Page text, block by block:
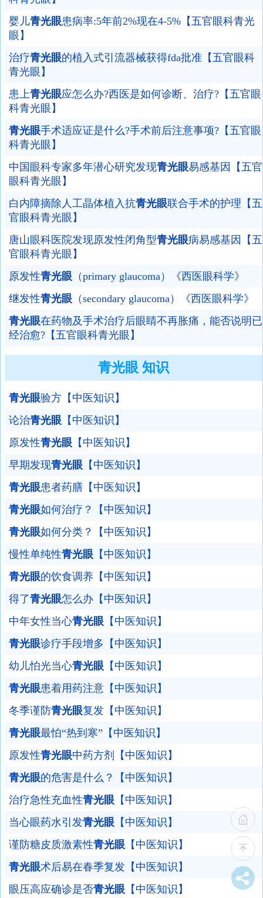
婴儿青光眼患病率:5年前2%现在4-5%【五官眼科青光
眼】
治疗青光眼的植入式引流器械获得fda批准【五官眼科
青光眼】
患上青光眼应怎么办?西医是如何诊断、治疗?【五官眼
科青光眼】
青光眼手术适应证是什么?手术前后注意事项?【五官眼
科青光眼】
中国眼科专家多年潜心研究发现青光眼易感基因【五官
眼科青光眼】
白内障摘除人工晶体植入抗青光眼联合手术的护理【五
官眼科青光眼】
唐山眼科医院发现原发性闭角型青光眼病易感基因【五
官眼科青光眼】
原发性青光眼 （primary glaucoma）《西医眼科学》
继发性青光眼 （secondary glaucoma）《西医眼科学》
青光眼在药物及手术治疗后眼睛不再胀痛，能否说明已
经治愈?【五官眼科青光眼】
青光眼 知识
青光眼验方【中医知识】
论治青光眼 【中医知识】
原发性青光眼 【中医知识】
早期发现青光眼 【中医知识】
青光眼患者药膳【中医知识】
青光眼如何治疗？【中医知识】
青光眼如何分类？【中医知识】
慢性单纯性青光眼 【中医知识】
青光眼的饮食调养【中医知识】
得了青光眼怎么办【中医知识】
中年女性当心青光眼 【中医知识】
青光眼诊疗手段增多【中医知识】
幼儿怕光当心青光眼 【中医知识】
青光眼患着用药注意【中医知识】
冬季谨防青光眼复发【中医知识】
青光眼最怕“热到寒”【中医知识】
原发性青光眼中药方剂【中医知识】
青光眼的危害是什么？【中医知识】
治疗急性充血性青光眼 【中医知识】
当心眼药水引发青光眼 【中医知识】
谨防糖皮质激素性青光眼 【中医知识】
青光眼术后易在春季复发【中医知识】
眼压高应确诊是否青光眼 【中医知识】